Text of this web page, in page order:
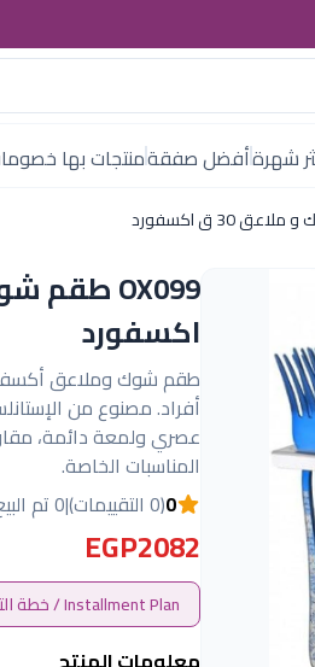
شهرةأفضل صفقةمنتجات بها
اكسفورد
أفراد. مصنوع من
عصري ولمعة دائمة،
المناسبات الخاصة.
0(0 التقييمات) |0 تم البيع
EGP2082
Installment Plan / خطة التقسيط